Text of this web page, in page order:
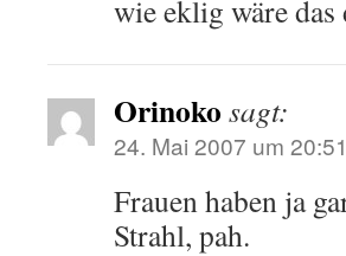
wie eklig wäre
Orinoko sagt:
24. Mai 2007 um 20:51
Frauen haben ja
Strahl, pah.